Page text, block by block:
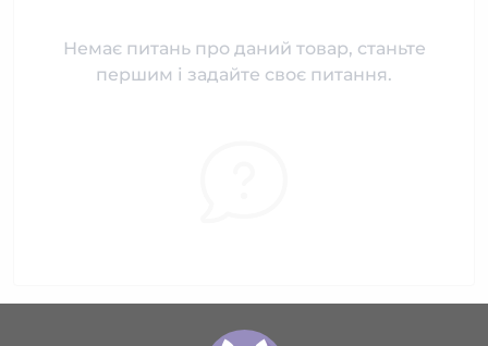
Немає питань про даний товар, станьте
першим і задайте своє питання.